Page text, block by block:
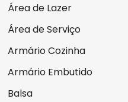
Área de Lazer
Área de Serviço
Armário Cozinha
Armário Embutido
Balsa